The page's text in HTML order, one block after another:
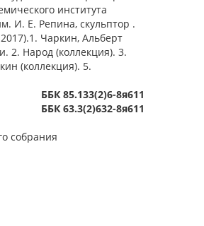
института
И. Е. Репина, скульптор .
Чаркин, Альберт
2. Народ (коллекция). 3.
(коллекция). 5.
ББК 85.133(2)6-8я611
ББК 63.3(2)632-8я611
собрания